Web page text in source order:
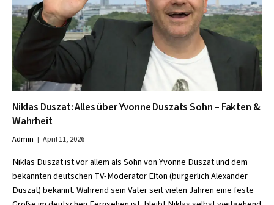
Niklas Duszat: Alles über Yvonne Duszats Sohn – Fakten &
Wahrheit
Admin April 11, 2026
Niklas Duszat ist vor allem als Sohn von Yvonne Duszat und dem
bekannten deutschen TV-Moderator Elton (bürgerlich Alexander
Duszat) bekannt. Während sein Vater seit vielen Jahren eine feste